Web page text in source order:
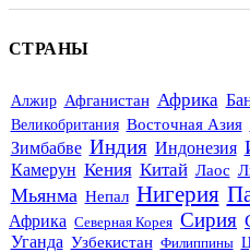
СТРАНЫ
Алжир Афганистан Африка
Великобритания Восточная Азия
Зимбабве Индия Индонезия
Камерун Кения Китай Лаос
Мьянма Непал Нигерия
Африка Северная Корея Сирия
Уганда Узбекистан Филиппины